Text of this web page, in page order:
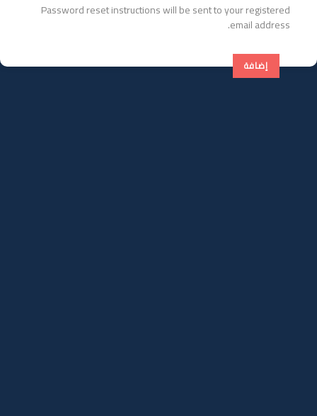
Password reset instructions will be sent to your registered
email address.